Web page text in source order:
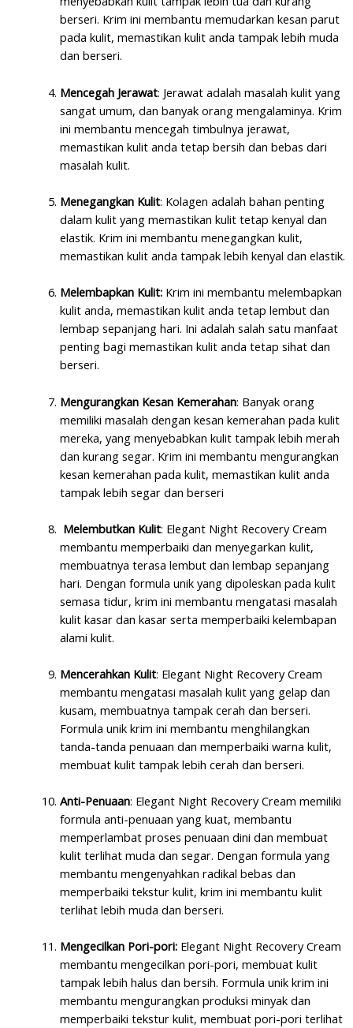
berseri. Krim ini membantu memudarkan kesan parut
pada kulit, memastikan kulit anda tampak lebih muda
dan berseri.
Mencegah Jerawat: Jerawat adalah masalah kulit yang
sangat umum, dan banyak orang mengalaminya. Krim
ini membantu mencegah timbulnya jerawat,
memastikan kulit anda tetap bersih dan bebas dari
masalah kulit.
Menegangkan Kulit: Kolagen adalah bahan penting
dalam kulit yang memastikan kulit tetap kenyal dan
elastik. Krim ini membantu menegangkan kulit,
memastikan kulit anda tampak lebih kenyal dan elastik.
Melembapkan Kulit:Krim ini membantu melembapkan
kulit anda, memastikan kulit anda tetap lembut dan
lembap sepanjang hari. Ini adalah salah satu manfaat
penting bagi memastikan kulit anda tetap sihat dan
berseri.
Mengurangkan Kesan Kemerahan: Banyak orang
memiliki masalah dengan kesan kemerahan pada kulit
mereka, yang menyebabkan kulit tampak lebih merah
dan kurang segar. Krim ini membantu mengurangkan
kesan kemerahan pada kulit, memastikan kulit anda
tampak lebih segar dan berseri
Melembutkan Kulit: Elegant Night Recovery Cream
membantu memperbaiki dan menyegarkan kulit,
membuatnya terasa lembut dan lembap sepanjang
hari. Dengan formula unik yang dipoleskan pada kulit
semasa tidur, krim ini membantu mengatasi masalah
kulit kasar dan kasar serta memperbaiki kelembapan
alami kulit.
Mencerahkan Kulit: Elegant Night Recovery Cream
membantu mengatasi masalah kulit yang gelap dan
kusam, membuatnya tampak cerah dan berseri.
Formula unik krim ini membantu menghilangkan
tanda-tanda penuaan dan memperbaiki warna kulit,
membuat kulit tampak lebih cerah dan berseri.
Anti-Penuaan: Elegant Night Recovery Cream memiliki
formula anti-penuaan yang kuat, membantu
memperlambat proses penuaan dini dan membuat
kulit terlihat muda dan segar. Dengan formula yang
membantu mengenyahkan radikal bebas dan
memperbaiki tekstur kulit, krim ini membantu kulit
terlihat lebih muda dan berseri.
Mengecilkan Pori-pori:Elegant Night Recovery Cream
membantu mengecilkan pori-pori, membuat kulit
tampak lebih halus dan bersih. Formula unik krim ini
membantu mengurangkan produksi minyak dan
memperbaiki tekstur kulit, membuat pori-pori terlihat